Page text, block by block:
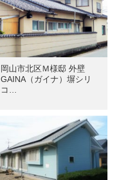
岡山市北区Ｍ様邸 外壁
GAINA（ガイナ）塀シリ
コ…